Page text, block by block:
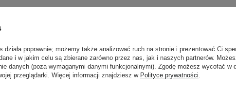
zapachowe - wyjątkowa atmosfera w domu
sposobu, by Twój dom zawsze pachniał świeżo i
działa poprawnie; możemy także analizować ruch na stronie i prezentować Ci
i w jakim celu są zbierane zarówno przez nas, jak i naszych partnerów.
danych (poza wymaganymi danymi funkcjonalnymi). Zgodę możesz wycofać w
przeglądarki. Więcej informacji znajdziesz w Polityce prywatności.